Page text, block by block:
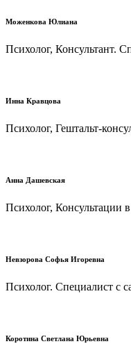
Моженкова Юлиана
Психолог, Консультант.
Инна Кравцова
Психолог, Гештальт-
Анна Дашевская
Психолог, Консультации
Невзорова Софья Игоревна
Психолог. Специалист с
Коротина Светлана Юрьевна